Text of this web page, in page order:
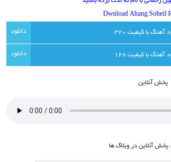
Dwnload Ahang Soheil
آهنگ با کيفيت 320
آهنگ با کيفيت 128
پخش آنلاين
آنلاين در وبلاگ ها